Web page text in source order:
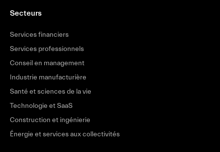
Secteurs
Services financiers
Services professionnels
Conseil en management
Industrie manufacturière
Santé et sciences de la vie
Technologie et SaaS
Construction et ingénierie
Énergie et services aux collectivités